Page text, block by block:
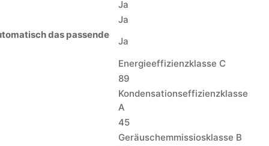
Ja
Ja
das passende
Ja
Energieeffizienzklasse C
89
Kondensationseffizienzklasse
A
45
Geräuschemmissiosklasse B